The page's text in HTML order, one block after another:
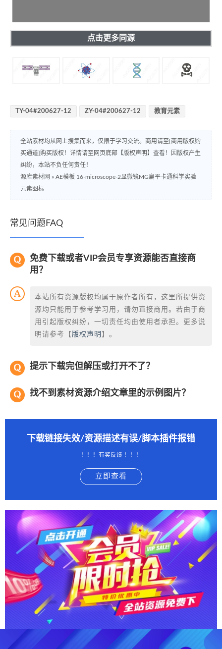
点击更多同源
TY-04#200627-12 ZY-04#200627-12 教育元素
全站素材均从网上搜集而来，仅限于学习交流。商用请至[商用版权购
买通道]购买版权！详情请至网页底部【版权声明】查看！因版权产生
纠纷，本站不负任何责任！
源库素材网 » AE模板 16-microscope-2显微镜MG扁平卡通科学实验
元素图标
常见问题FAQ
免费下载或者VIP会员专享资源能否直接商
用？
本站所有资源版权均属于原作者所有，这里所提供资
源均只能用于参考学习用，请勿直接商用。若由于商
用引起版权纠纷，一切责任均由使用者承担。更多说
明请参考【 版权声明 】。
提示下载完但解压或打开不了？
找不到素材资源介绍文章里的示例图片？
下载链接失效/资源描述有误/脚本插件报错
！！！有奖反馈 ！！！
立即查看